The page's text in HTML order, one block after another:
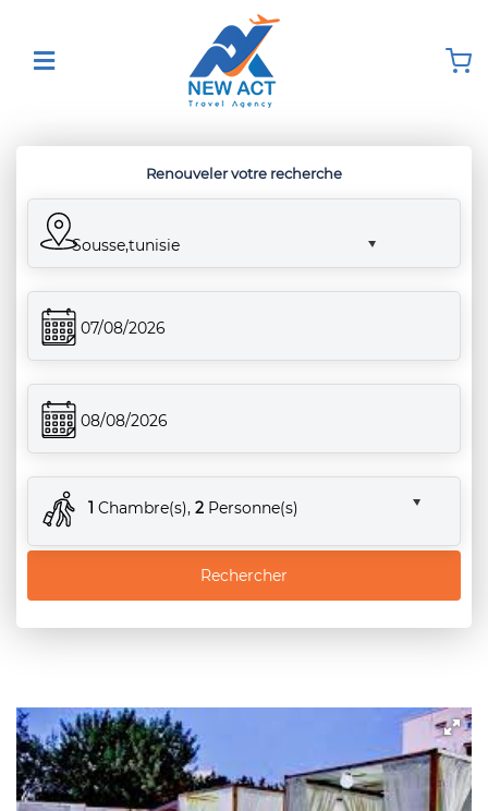
Renouveler votre recherche
Sousse,tunisie
07/08/2026
08/08/2026
1 Chambre(s), 2 Personne(s)
Rechercher